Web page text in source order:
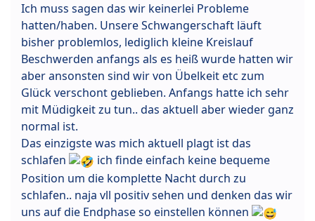
Ich muss sagen das wir keinerlei Probleme
hatten/haben. Unsere Schwangerschaft läuft
bisher problemlos, lediglich kleine Kreislauf
Beschwerden anfangs als es heiß wurde hatten wir
aber ansonsten sind wir von Übelkeit etc zum
Glück verschont geblieben. Anfangs hatte ich sehr
mit Müdigkeit zu tun.. das aktuell aber wieder ganz
normal ist.
Das einzigste was mich aktuell plagt ist das
schlafen
ich finde einfach keine bequeme
Position um die komplette Nacht durch zu
schlafen.. naja vll positiv sehen und denken das wir
uns auf die Endphase so einstellen können